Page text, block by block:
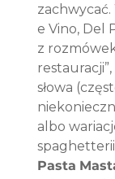
zachwycać.
e Vino,
z
słowa
albo
Pasta